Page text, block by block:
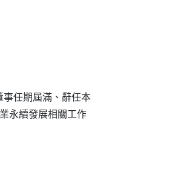
任期屆滿、辭任本
永續發展相關工作